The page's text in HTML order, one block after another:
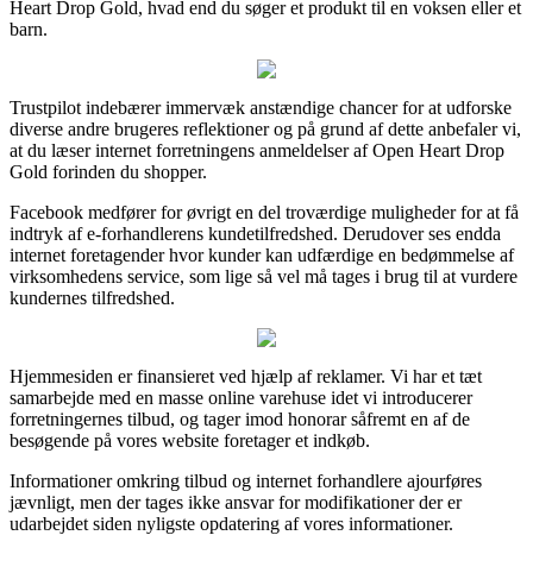
Heart Drop Gold, hvad end du søger et produkt til en voksen eller et
barn.
Trustpilot indebærer immervæk anstændige chancer for at udforske
diverse andre brugeres reflektioner og på grund af dette anbefaler vi,
at du læser internet forretningens anmeldelser af Open Heart Drop
Gold forinden du shopper.
Facebook medfører for øvrigt en del troværdige muligheder for at få
indtryk af e-forhandlerens kundetilfredshed. Derudover ses endda
internet foretagender hvor kunder kan udfærdige en bedømmelse af
virksomhedens service, som lige så vel må tages i brug til at vurdere
kundernes tilfredshed.
Hjemmesiden er finansieret ved hjælp af reklamer. Vi har et tæt
samarbejde med en masse online varehuse idet vi introducerer
forretningernes tilbud, og tager imod honorar såfremt en af de
besøgende på vores website foretager et indkøb.
Informationer omkring tilbud og internet forhandlere ajourføres
jævnligt, men der tages ikke ansvar for modifikationer der er
udarbejdet siden nyligste opdatering af vores informationer.